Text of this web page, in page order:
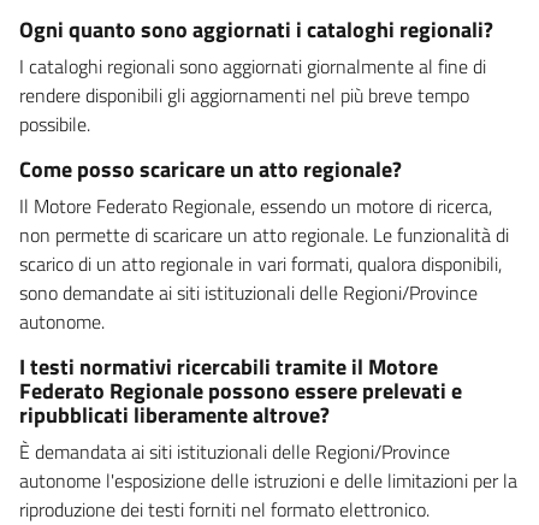
Ogni quanto sono aggiornati i cataloghi regionali?
I cataloghi regionali sono aggiornati giornalmente al fine di
rendere disponibili gli aggiornamenti nel più breve tempo
possibile.
Come posso scaricare un atto regionale?
Il Motore Federato Regionale, essendo un motore di ricerca,
non permette di scaricare un atto regionale. Le funzionalità di
scarico di un atto regionale in vari formati, qualora disponibili,
sono demandate ai siti istituzionali delle Regioni/Province
autonome.
I testi normativi ricercabili tramite il Motore
Federato Regionale possono essere prelevati e
ripubblicati liberamente altrove?
È demandata ai siti istituzionali delle Regioni/Province
autonome l'esposizione delle istruzioni e delle limitazioni per la
riproduzione dei testi forniti nel formato elettronico.